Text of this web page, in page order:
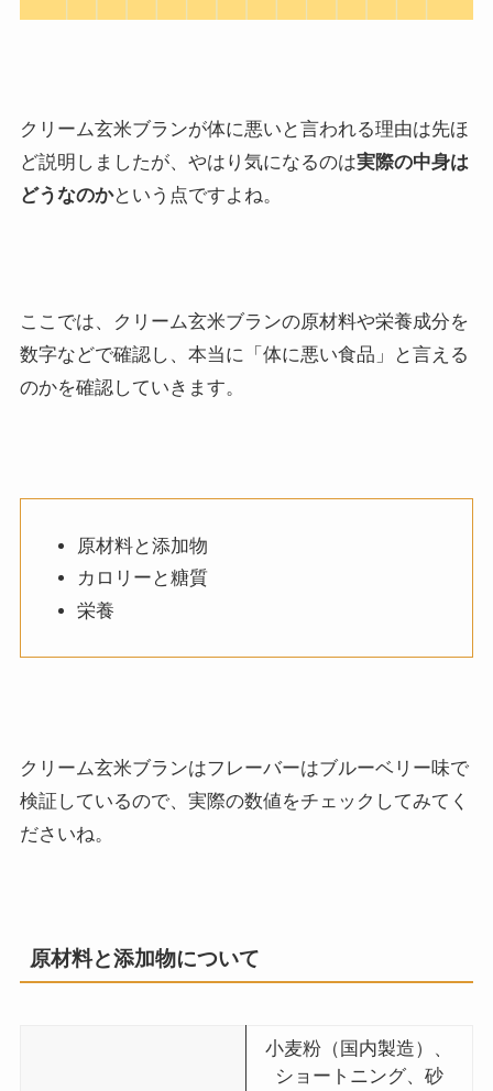
クリーム玄米ブランが体に悪いと言われる理由は先ほ
ど説明しましたが、やはり気になるのは実際の中身は
どうなのかという点ですよね。
ここでは、クリーム玄米ブランの原材料や栄養成分を
数字などで確認し、本当に「体に悪い食品」と言える
のかを確認していきます。
原材料と添加物
カロリーと糖質
栄養
クリーム玄米ブランはフレーバーはブルーベリー味で
検証しているので、実際の数値をチェックしてみてく
ださいね。
原材料と添加物について
小麦粉（国内製造）、
ショートニング、砂